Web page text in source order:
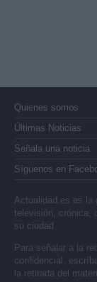
Quienes somos
Últimas Noticias
Señala una noticia
Síguenos en
Actualidad.es es la
televisión, crónica,
su ciudad.
Para señalar a la
confidencial,
la retirada del